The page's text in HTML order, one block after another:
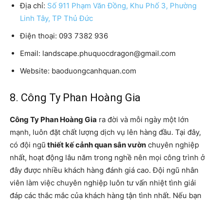
Địa chỉ: Số 911 Phạm Văn Đồng, Khu Phố 3, Phường
Linh Tây, TP Thủ Đức
Điện thoại: 093 7382 936
Email: landscape.phuquocdragon@gmail.com
Website: baoduongcanhquan.com
8. Công Ty Phan Hoàng Gia
Công Ty Phan Hoàng Gia ra đời và mỗi ngày một lớn
mạnh, luôn đặt chất lượng dịch vụ lên hàng đầu. Tại đây,
có đội ngũ thiết kế cảnh quan sân vườn chuyên nghiệp
nhất, hoạt động lâu năm trong nghề nên mọi công trình ở
đây được nhiều khách hàng đánh giá cao. Đội ngũ nhân
viên làm việc chuyên nghiệp luôn tư vấn nhiệt tình giải
đáp các thắc mắc của khách hàng tận tình nhất. Nếu bạn